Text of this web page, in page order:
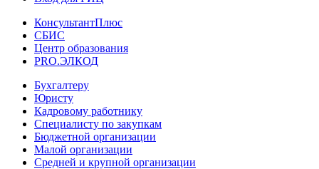
КонсультантПлюс
СБИС
Центр образования
PRO.ЭЛКОД
Бухгалтеру
Юристу
Кадровому работнику
Специалисту по закупкам
Бюджетной организации
Малой организации
Средней и крупной организации